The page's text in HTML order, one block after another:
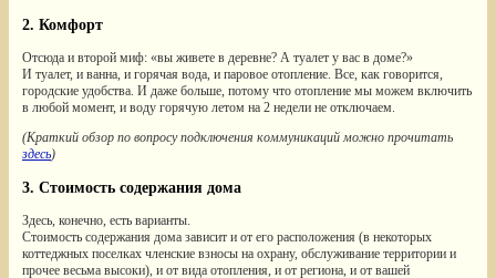
2. Комфорт
Отсюда и второй миф: «вы живете в деревне? А туалет у вас в доме?»
И туалет, и ванна, и горячая вода, и паровое отопление. Все, как говорится,
городские удобства. И даже больше, потому что отопление мы можем включить
в любой момент, и воду горячую летом на 2 недели не отключаем.
(Краткий обзор по вопросу подключения коммуникаций можно прочитать
здесь)
3. Стоимость содержания дома
Здесь, конечно, есть варианты.
Стоимость содержания дома зависит и от его расположения (в некоторых
коттеджных поселках членские взносы на охрану, обслуживание территории и
прочее весьма высоки), и от вида отопления, и от региона, и от вашей